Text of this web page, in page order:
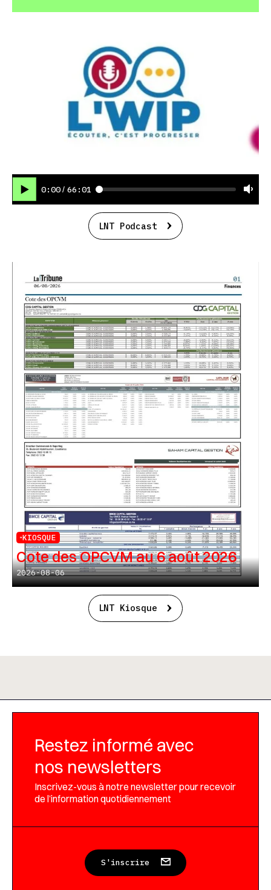
0:00 / 66:01
LNT Podcast
KIOSQUE
Cote des OPCVM au 6 août 2026
2026-08-06
LNT Kiosque
Restez informé avec
nos newsletters
Inscrivez-vous à notre newsletter pour recevoir
de l’information quotidiennement
S'inscrire